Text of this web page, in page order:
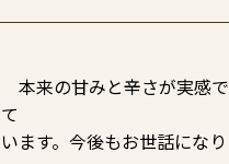
本来の甘みと辛さが実感
て
います。今後もお世話にな